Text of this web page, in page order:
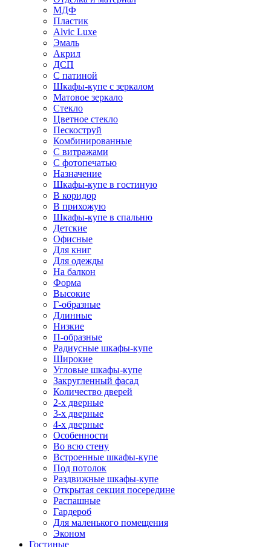
МДФ
Пластик
Alvic Luxe
Эмаль
Акрил
ДСП
С патиной
Шкафы-купе с зеркалом
Матовое зеркало
Стекло
Цветное стекло
Пескоструй
Комбинированные
С витражами
С фотопечатью
Назначение
Шкафы-купе в гостиную
В коридор
В прихожую
Шкафы-купе в спальню
Детские
Офисные
Для книг
Для одежды
На балкон
Форма
Высокие
Г-образные
Длинные
Низкие
П-образные
Радиусные шкафы-купе
Широкие
Угловые шкафы-купе
Закругленный фасад
Количество дверей
2-х дверные
3-х дверные
4-х дверные
Особенности
Во всю стену
Встроенные шкафы-купе
Под потолок
Раздвижные шкафы-купе
Открытая секция посередине
Распашные
Гардероб
Для маленького помещения
Эконом
Гостиные